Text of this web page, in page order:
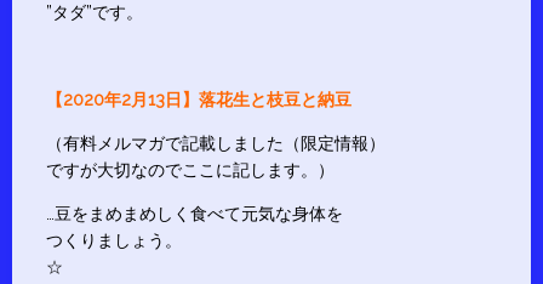
”タダ”です。
【2020年2月13日】落花生と枝豆と納豆
（有料メルマガで記載しました（限定情報）
ですが大切なのでここに記します。）
…豆をまめまめしく食べて元気な身体を
つくりましょう。
☆